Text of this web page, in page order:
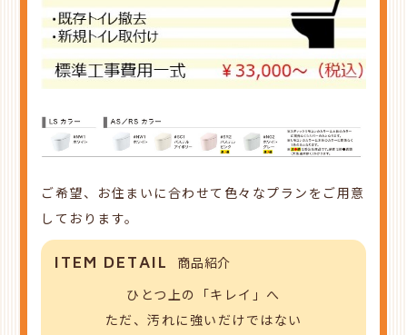
ご希望、お住まいに合わせて色々なプランをご用意
しております。
ITEM DETAIL 商品紹介
ひとつ上の「キレイ」へ
ただ、汚れに強いだけではない